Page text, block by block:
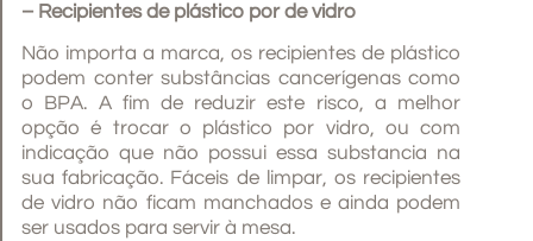
– Recipientes de plástico por de vidro
Não importa a marca, os recipientes de plástico
podem conter substâncias cancerígenas como
o BPA. A fim de reduzir este risco, a melhor
opção é trocar o plástico por vidro, ou com
indicação que não possui essa substancia na
sua fabricação. Fáceis de limpar, os recipientes
de vidro não ficam manchados e ainda podem
ser usados para servir à mesa.